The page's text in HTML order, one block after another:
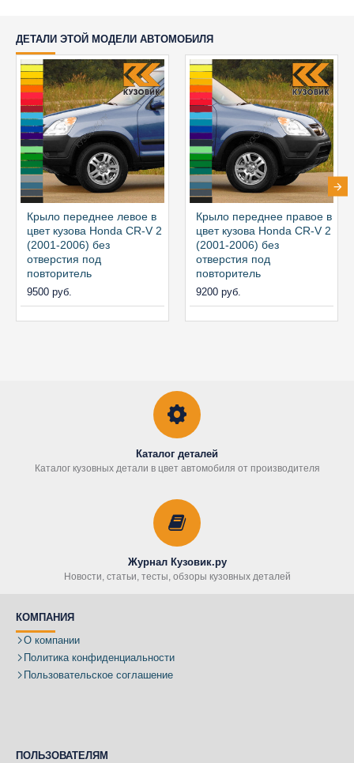
ДЕТАЛИ ЭТОЙ МОДЕЛИ АВТОМОБИЛЯ
Крыло переднее левое в
цвет кузова Honda CR-V 2
(2001-2006) без
отверстия под
повторитель
9500 руб.
Крыло переднее правое в
цвет кузова Honda CR-V 2
(2001-2006) без
отверстия под
повторитель
9200 руб.
Каталог деталей
Каталог кузовных детали в цвет автомобиля от производителя
Журнал Кузовик.ру
Новости, статьи, тесты, обзоры кузовных деталей
КОМПАНИЯ
О компании
Политика конфиденциальности
Пользовательское соглашение
ПОЛЬЗОВАТЕЛЯМ